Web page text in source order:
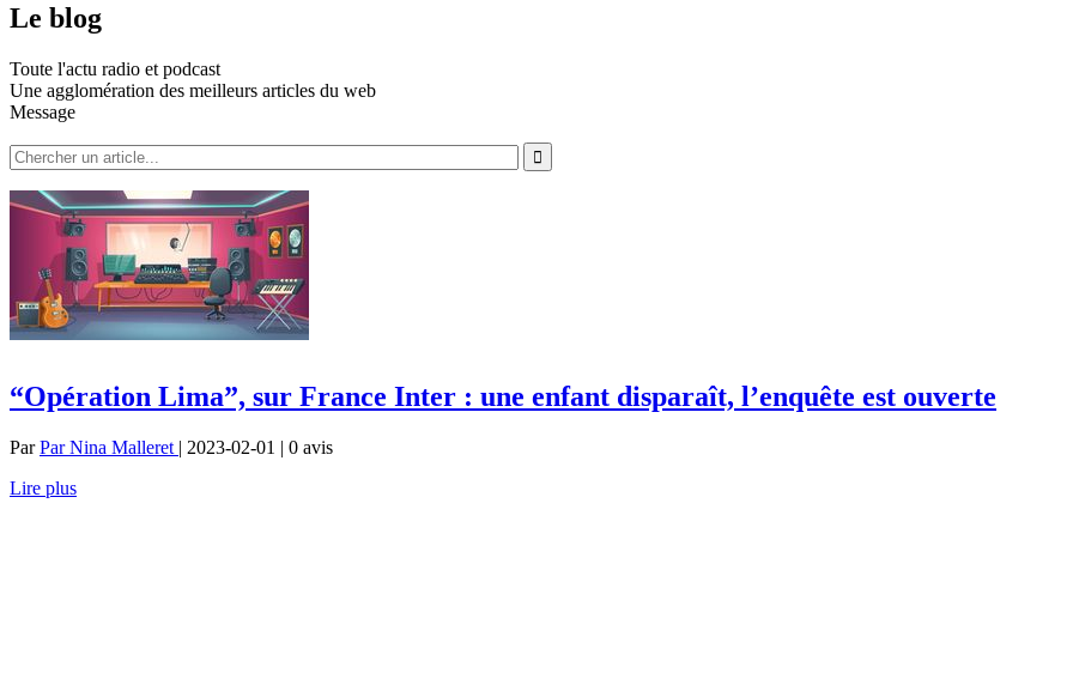
Le blog
Toute l'actu radio et podcast
Une agglomération des meilleurs articles du web
Message
“Opération Lima”, sur France Inter : une enfant disparaît, l’enquête est ouverte
ParPar Nina Malleret | 2023-02-01 | 0 avis
Lire plus